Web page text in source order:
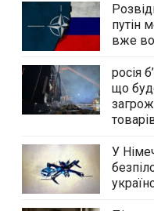
путін
вже
росія
що
У